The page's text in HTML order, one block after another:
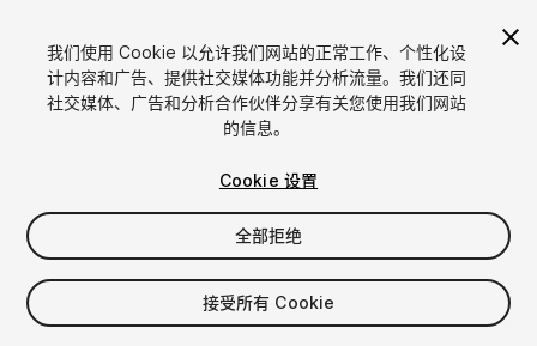
1/24
$30
增值税将在结算时计算
我们使用 Cookie 以允许我们网站的正常工作、个性化设
计内容和广告、提供社交媒体功能并分析流量。我们还同
社交媒体、广告和分析合作伙伴分享有关您使用我们网站
的信息。
Cookie 设置
全部拒绝
接受所有 Cookie